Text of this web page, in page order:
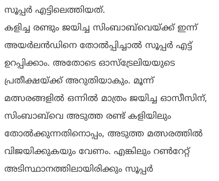
സൂപ്പർ എട്ടിലെത്തിയത്.
കളിച്ച രണ്ടും ജയിച്ച സിംബാബ്‌വെയ്ക്ക് ഇന്ന്
അയർലൻഡിനെ തോൽപ്പിച്ചാൽ സൂപ്പർ എട്ട്
ഉറപ്പിക്കാം. അതോടെ ഓസ്‌ട്രേലിയയുടെ
പ്രതീക്ഷയ്ക്ക് അറുതിയാകും. മൂന്ന്
മത്സരങ്ങളിൽ ഒന്നിൽ മാത്രം ജയിച്ച ഓസീസിന്,
സിംബാബ്‌വെ അടുത്ത രണ്ട് കളിയിലും
തോൽക്കുന്നതിനൊപ്പം, അടുത്ത മത്സരത്തിൽ
വിജയിക്കുകയും വേണം. എങ്കിലും റൺറേറ്റ്
അടിസ്ഥാനത്തിലായിരിക്കും സൂപ്പർ